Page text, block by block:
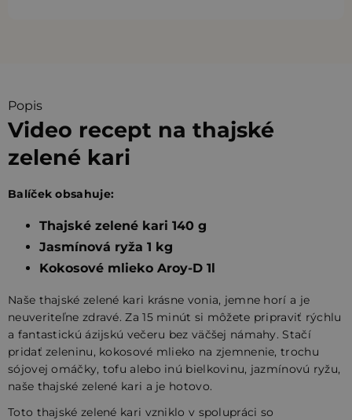
Popis
Video recept na thajské
zelené kari
Balíček obsahuje:
Thajské zelené kari 140 g
Jasmínová ryža 1 kg
Kokosové mlieko Aroy-D 1l
Naše thajské zelené kari krásne vonia, jemne horí a je
neuveriteľne zdravé. Za 15 minút si môžete pripraviť rýchlu
a fantastickú ázijskú večeru bez väčšej námahy. Stačí
pridať zeleninu, kokosové mlieko na zjemnenie, trochu
sójovej omáčky, tofu alebo inú bielkovinu, jazmínovú ryžu,
naše thajské zelené kari a je hotovo.
Toto thajské zelené kari vzniklo v spolupráci so